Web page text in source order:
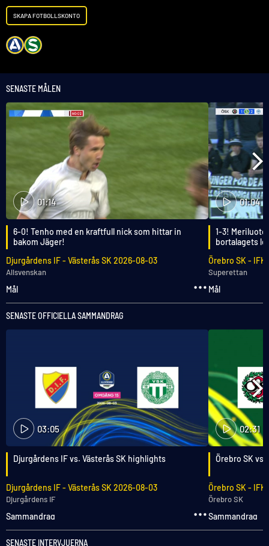
SKAPA FOTBOLLSKONTO
SENASTE MÅLEN
01:14
6-0! Tenho med en kraftfull nick som hittar in
bakom Jäger!
Djurgårdens IF- Västerås SK 2026-08-03
Allsvenskan
Mål
01:04
1-3!
bortalagets
Örebro SK - IFK
Superettan
Mål
SENASTE OFFICIELLA SAMMANDRAG
03:05
Djurgårdens IF vs. Västerås SK highlights
Djurgårdens IF- Västerås SK 2026-08-03
Djurgårdens IF
Sammandrag
02:31
Örebro SK
Örebro SK - IFK
Örebro SK
Sammandrag
SENASTE INTERVJUERNA